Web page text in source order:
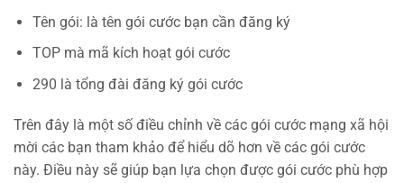
Tên gói: là tên gói cước bạn cần đăng ký
TOP mà mã kích hoạt gói cước
290 là tổng đài đăng ký gói cước
Trên đây là một số điều chỉnh về các gói cước mạng xã hội
mời các bạn tham khảo để hiểu dõ hơn về các gói cước
này. Điều này sẽ giúp bạn lựa chọn được gói cước phù hợp